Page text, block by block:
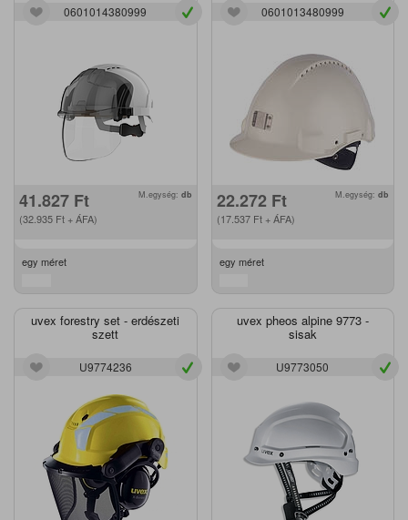
0601014380999
41.827 Ft
(32.935 Ft + ÁFA)
M.egység: db
egy méret
0601013480999
22.272 Ft
(17.537 Ft+ ÁFA)
M.egység: db
egy méret
uvex forestry set - erdészeti
szett
U9774236
uvex pheos alpine 9773 -
sisak
U9773050